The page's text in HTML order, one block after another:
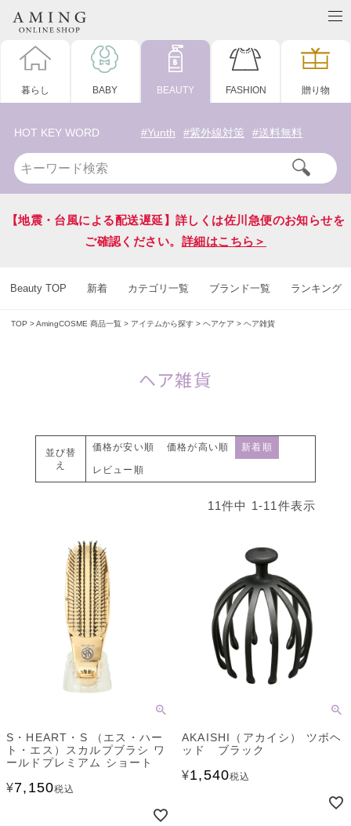
暮らし BABY BEAUTY FASHION 贈り物
HOT KEY WORD #Yunth #紫外線対策 #送料無料
【地震・台風による配送遅延】詳しくは佐川急便のお知らせを
ご確認ください。 詳細はこちら＞
Beauty TOP 新着 カテゴリ一覧 ブランド一覧 ランキング
TOP AmingCOSME 商品一覧 アイテムから探す ヘアケア ヘア雑貨
ヘア雑貨
並び替
え
価格が安い順 価格が高い順 新着順
レビュー順
11件中 1-11 件表示
S・HEART・S （エス・ハー
ト・エス）スカルプブラシ ワ
ールドプレミアム ショート
¥7,150税込
AKAISHI（アカイシ） ツボヘ
ッド ブラック
¥1,540税込